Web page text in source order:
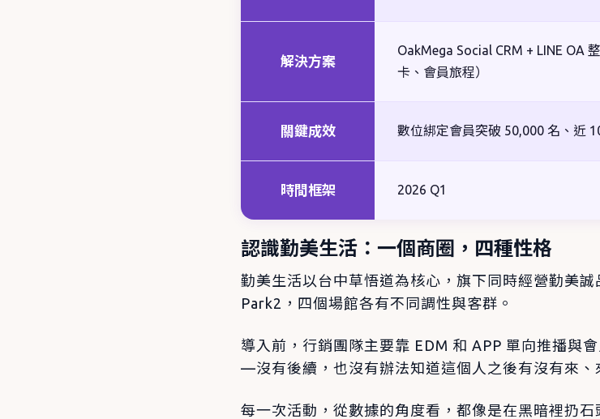
解決方案
OakMega Social CRM + LINE OA
卡、會員旅程）
關鍵成效 數位綁定會員突破 50,000 名、近
時間框架 2026 Q1
認識勤美生活：一個商圈，四種性格
勤美生活以台中草悟道為核心，旗下同時經營勤美
Park2，四個場館各有不同調性與客群。
導入前，行銷團隊主要靠 EDM 和 APP 單向推播與
—沒有後續，也沒有辦法知道這個人之後有沒有來、
每一次活動，從數據的角度看，都像是在黑暗裡扔石